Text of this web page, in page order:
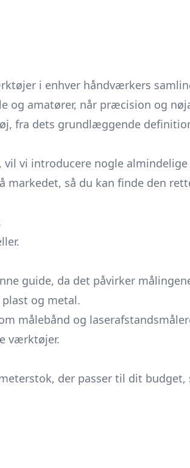
i enhver håndværkers
og amatører, når præcision og
fra dets grundlæggende
vil vi introducere nogle
markedet, så du kan finde den
guide, da det påvirker
og metal.
målebånd og
værktøjer.
der passer til dit budget,